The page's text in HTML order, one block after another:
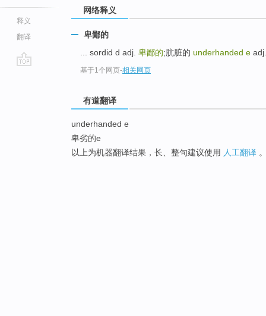
释义
翻译
网络释义
卑鄙的
... sordid d adj. 卑鄙的;肮脏的 underhanded e
基于1个网页-相关网页
有道翻译
underhanded e
卑劣的e
以上为机器翻译结果，长、整句建议使用 人工翻译